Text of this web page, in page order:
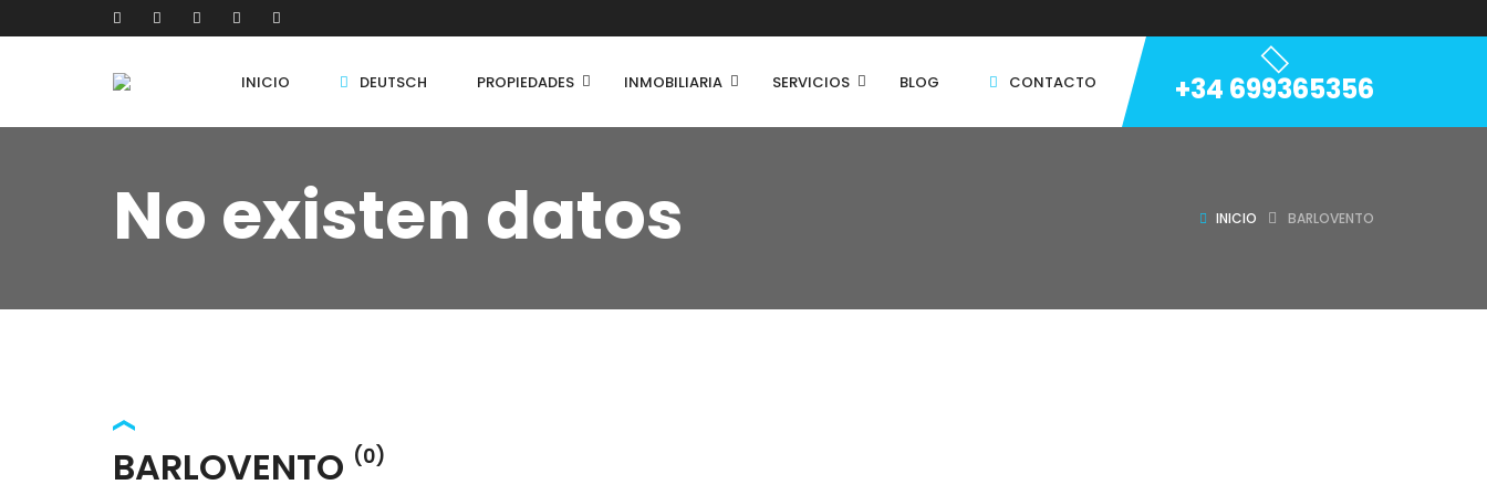
INICIO DEUTSCH PROPIEDADES INMOBILIARIA SERVICIOS BLOG CONTACTO +34 699365356
No existen datos INICIO BARLOVENTO
BARLOVENTO (0)